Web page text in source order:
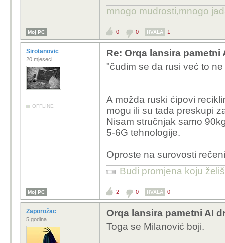
mnogo mudrosti,mnogo
Moj PC 0 0 HVALA 1
Sirotanovic
20 mjeseci
OFFLINE
Re: Orqa lansira
"čudim se da rusi već to
A možda ruski ćipovi
mogu ili su tada preskupi
Nisam stručnjak samo
5-6G tehnologije.
Oproste na surovosti
Budi promjena koju
Moj PC 2 0 HVALA 0
Zaporožac
5 godina
Orqa lansira pametni AI
Toga se Milanović boji.